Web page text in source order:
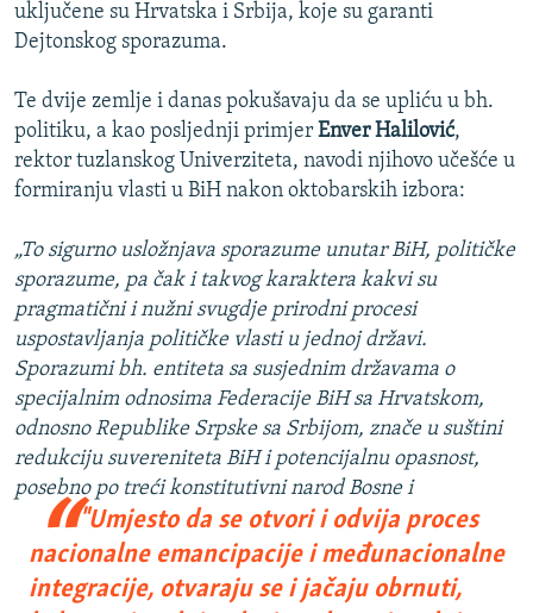
uključene su Hrvatska i Srbija, koje su garanti
Dejtonskog sporazuma.
Te dvije zemlje i danas pokušavaju da se upliću u bh.
politiku, a kao posljednji primjer Enver Halilović,
rektor tuzlanskog Univerziteta, navodi njihovo učešće u
formiranju vlasti u BiH nakon oktobarskih izbora:
„To sigurno usložnjava sporazume unutar BiH, političke
sporazume, pa čak i takvog karaktera kakvi su
pragmatični i nužni svugdje prirodni procesi
uspostavljanja političke vlasti u jednoj državi.
Sporazumi bh. entiteta sa susjednim državama o
specijalnim odnosima Federacije BiH sa Hrvatskom,
odnosno Republike Srpske sa Srbijom, znače u suštini
redukciju suvereniteta BiH i potencijalnu opasnost,
posebno po treći konstitutivni
"Umjesto da se otvori i odvija proces
nacionalne emancipacije i međunacionalne
integracije, otvaraju se i jačaju obrnuti,
narod Bosne i